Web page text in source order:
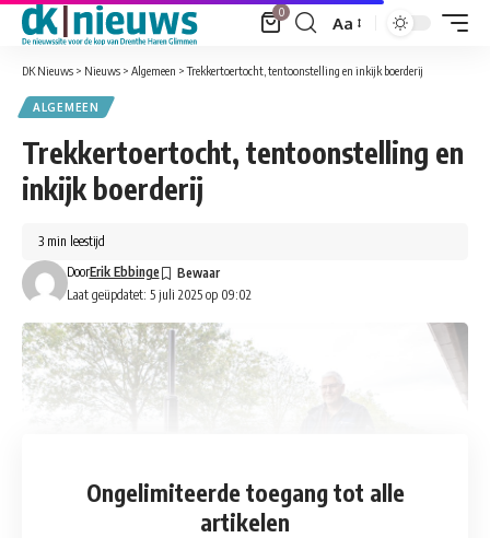
0
Font
Resizer
Aa
DK Nieuws > Nieuws > Algemeen >Trekkertoertocht, tentoonstelling en inkijk boerderij
ALGEMEEN
Trekkertoertocht, tentoonstelling en
inkijk boerderij
Laat geüpdatet: 5 juli 2025 op 09:02
DoorErik Ebbinge
3 min leestijd
Ongelimiteerde toegangtot alle
artikelen